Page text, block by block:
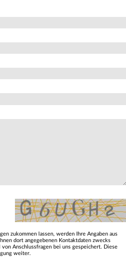
zukommen lassen, werden Ihre Angaben aus
dort angegebenen Kontaktdaten zwecks
Anschlussfragen bei uns gespeichert. Diese
weiter.